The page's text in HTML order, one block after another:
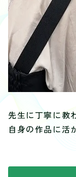
先生に丁寧に教
自身の作品に活